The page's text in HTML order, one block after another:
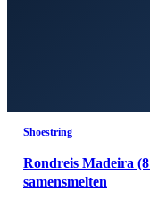
Shoestring
Rondreis Madeira
samensmelten